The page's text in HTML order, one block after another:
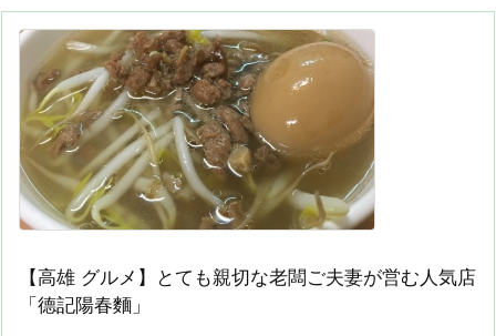
【高雄 グルメ】とても親切な老闆ご夫妻が営む人気店
「德記陽春麵」